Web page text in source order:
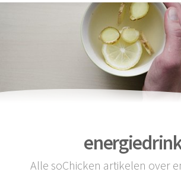
Alle soChicken artikelen over